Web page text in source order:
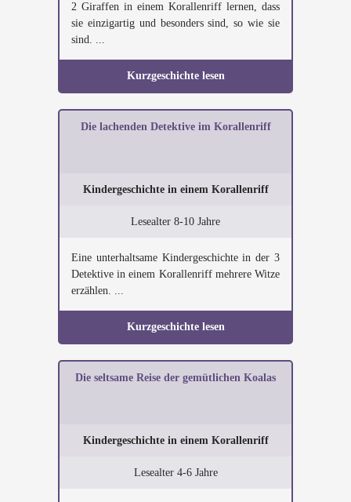
2 Giraffen in einem Korallenriff lernen, dass
sie einzigartig und besonders sind, so wie sie
sind. ...
Kurzgeschichte lesen
Die lachenden Detektive im Korallenriff
Kindergeschichte in einem Korallenriff
Lesealter 8-10 Jahre
Eine unterhaltsame Kindergeschichte in der 3
Detektive in einem Korallenriff mehrere Witze
erzählen. ...
Kurzgeschichte lesen
Die seltsame Reise der gemütlichen Koalas
Kindergeschichte in einem Korallenriff
Lesealter 4-6 Jahre